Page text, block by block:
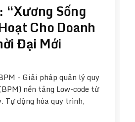
“Xương Sống
Cho Doanh
Đại Mới
- Giải pháp quản lý quy
nền tảng Low-code từ
Tự động hóa quy trình,